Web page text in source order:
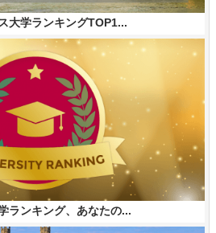
大学ランキングTOP1...
ランキング、あなたの...